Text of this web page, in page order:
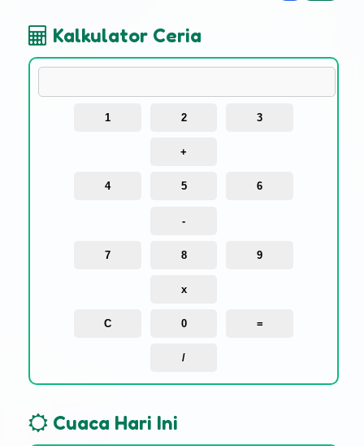
Kalkulator Ceria
1 2 3
+
4 5 6
-
7 8 9
x
C 0 =
/
Cuaca Hari Ini